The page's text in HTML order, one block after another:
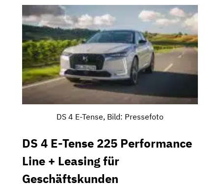
DS 4 E-Tense, Bild: Pressefoto
DS 4 E-Tense 225 Performance
Line + Leasing für
Geschäftskunden